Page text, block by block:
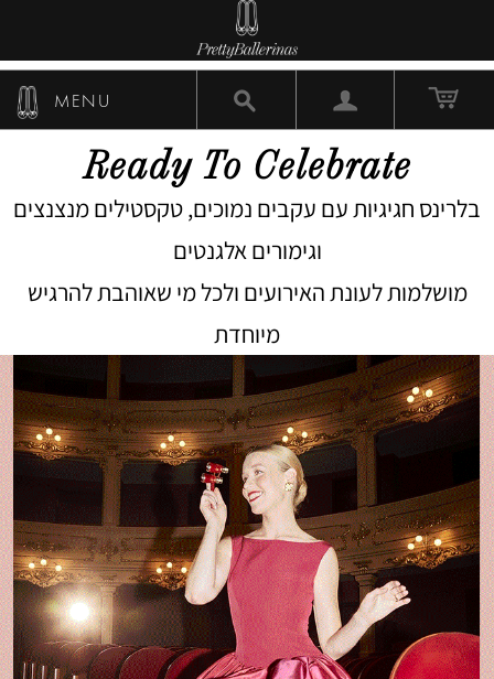
MENU
Ready To Celebrate
בלרינס חגיגיות עם עקבים נמוכים, טקסטילים מנצנצים
וגימורים אלגנטים
מושלמות לעונת האירועים ולכל מי שאוהבת להרגיש
מיוחדת